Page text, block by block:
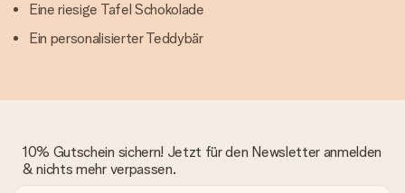
Eine riesige Tafel Schokolade
Ein personalisierter Teddybär
10% Gutschein sichern! Jetzt für den Newsletter anmelden
& nichts mehr verpassen.